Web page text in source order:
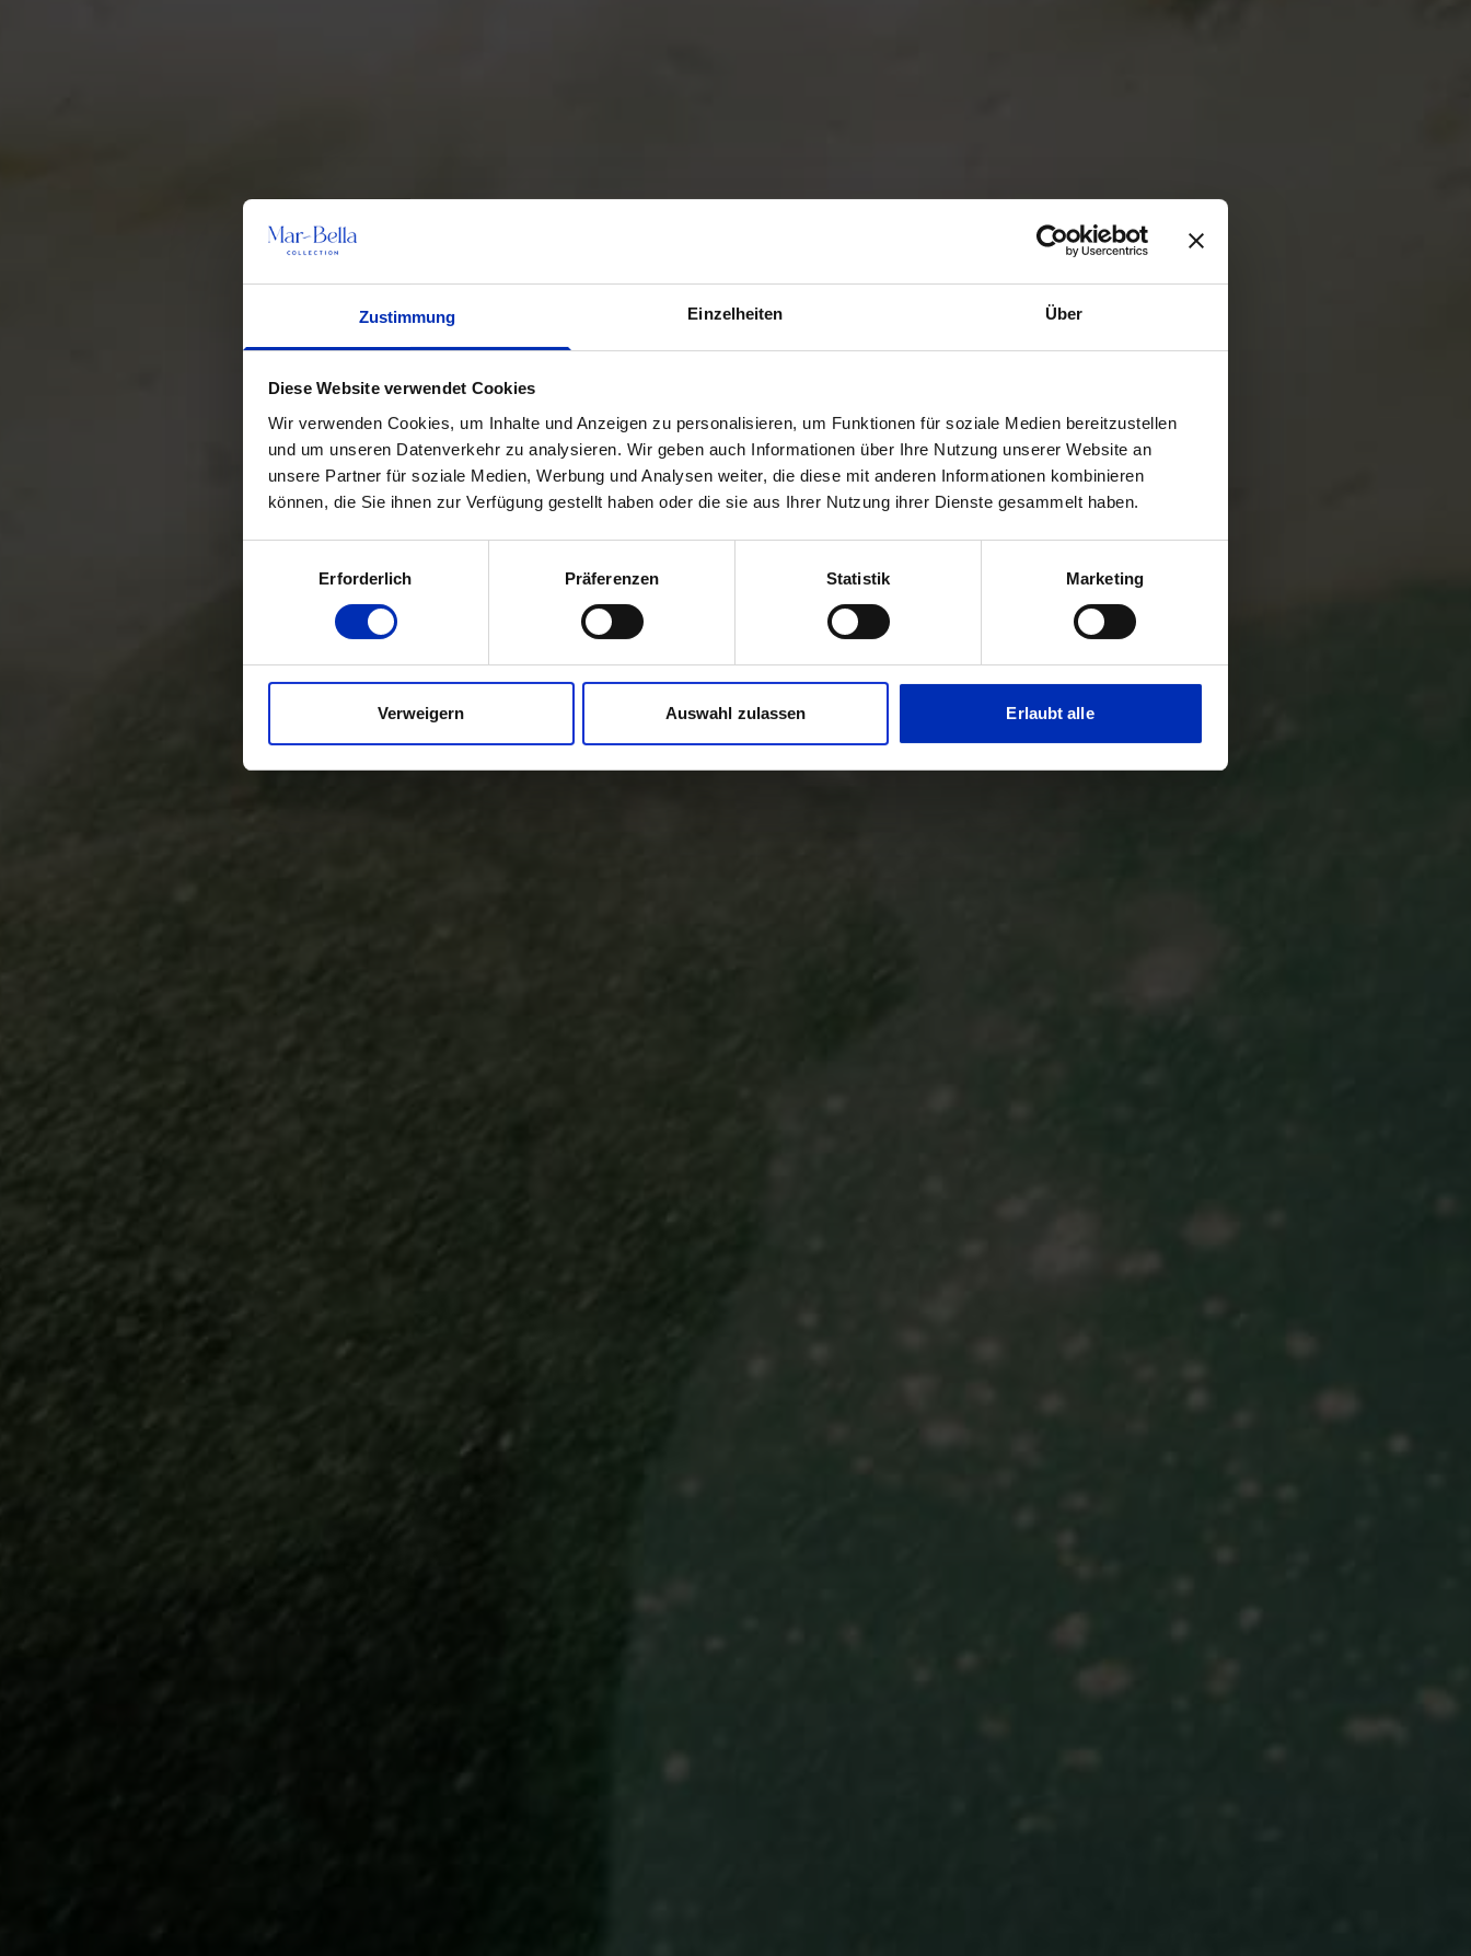
Zustimmung Einzelheiten Über
Diese Website verwendet Cookies
Wir verwenden Cookies, um Inhalte und Anzeigen zu personalisieren, um Funktionen für soziale Medien bereitzustellen
und um unseren Datenverkehr zu analysieren. Wir geben auch Informationen über Ihre Nutzung unserer Website an
unsere Partner für soziale Medien, Werbung und Analysen weiter, die diese mit anderen Informationen kombinieren
können, die Sie ihnen zur Verfügung gestellt haben oder die sie aus Ihrer Nutzung ihrer Dienste gesammelt haben.
Erforderlich Präferenzen Statistik Marketing
Verweigern Auswahl zulassen Erlaubt alle